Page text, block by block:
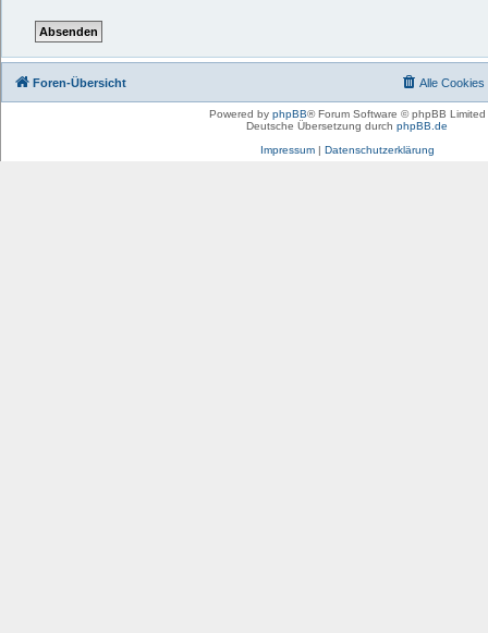
Foren-Übersicht Alle Cookies
Powered by phpBB® Forum Software © phpBB Limited
Deutsche Übersetzung durch phpBB.de
Impressum| Datenschutzerklärung